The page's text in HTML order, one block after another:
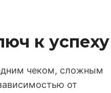
к успеху
чеком, сложным
от